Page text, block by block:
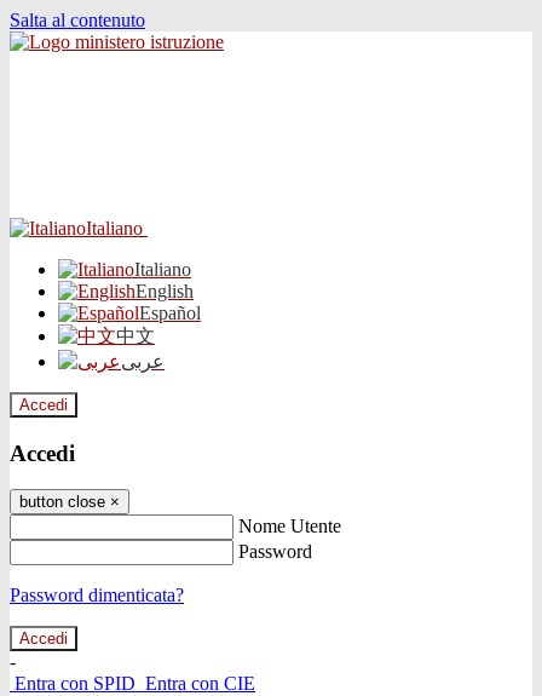
Salta al contenuto
Italiano
Italiano
English
Español
中文
عربى
Accedi
Accedi
button close ×
Nome Utente
Password
Password dimenticata?
-
Entra con SPID Entra con CIE